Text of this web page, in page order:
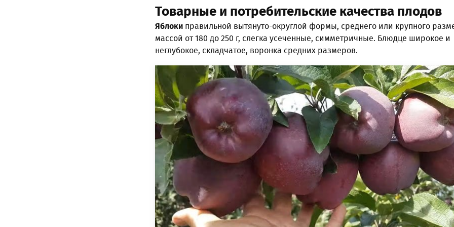
Товарные и потребительские качества плодов
Яблоки правильной вытянуто-округлой формы, среднего или крупного
массой от 180 до 250 г, слегка усеченные, симметричные. Блюдце широкое и
неглубокое, складчатое, воронка средних размеров.